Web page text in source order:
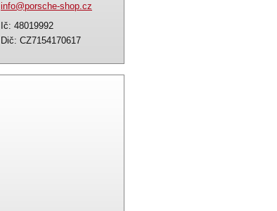
info@porsche-shop.cz
Ič: 48019992
Dič: CZ7154170617